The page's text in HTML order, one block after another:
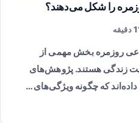
را شکل می‌دهند؟
روزمره بخش مهمی از
زندگی هستند. پژوهش‌های
که چگونه ویژگی‌های…